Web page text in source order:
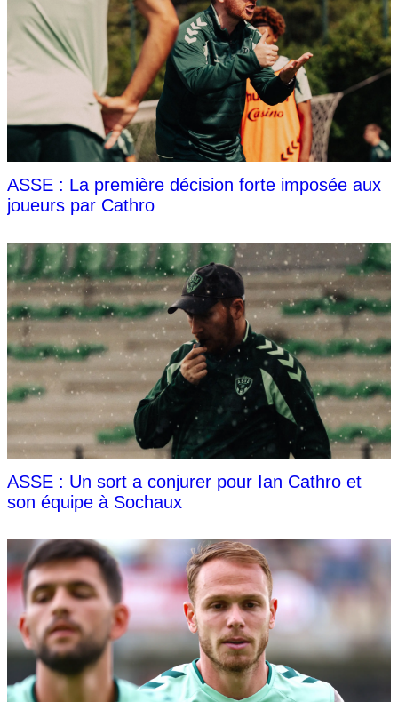
ASSE : La première décision forte imposée aux
joueurs par Cathro
ASSE : Un sort a conjurer pour Ian Cathro et
son équipe à Sochaux